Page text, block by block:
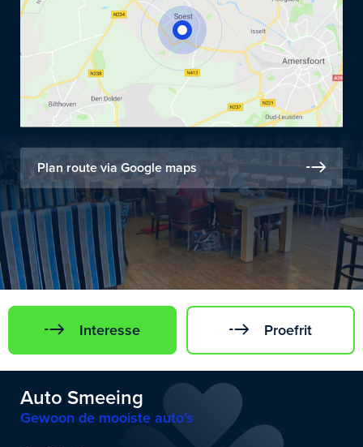
Plan route via Google maps
Interesse Proefrit
Auto Smeeing
Gewoon de mooiste auto’s